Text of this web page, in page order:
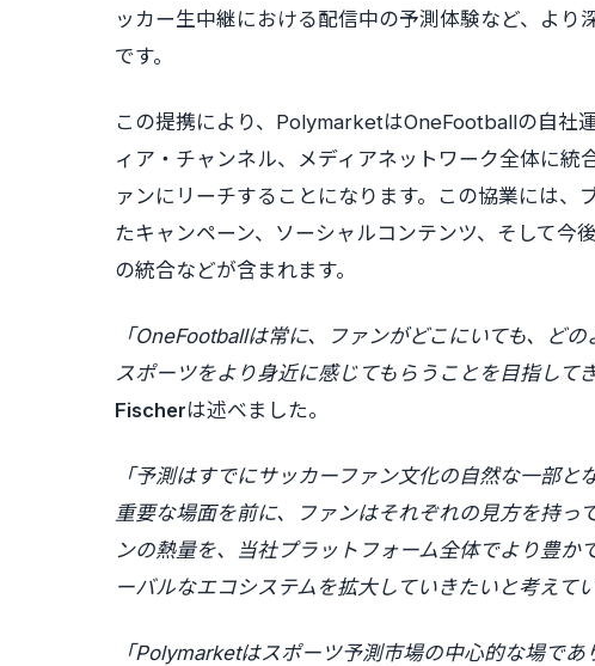
ッカー生中継における配信中の予測体験など、よ
です。
この提携により、PolymarketはOneFootballの自社
ィア・チャンネル、メディアネットワーク全体に
ァンにリーチすることになります。この協業には
たキャンペーン、ソーシャルコンテンツ、そして今
の統合などが含まれます。
「OneFootballは常に、ファンがどこにいても、ど
スポーツをより身近に感じてもらうことを目指して
Fischerは述べました。
「予測はすでにサッカーファン文化の自然な一部
重要な場面を前に、ファンはそれぞれの見方を持
ンの熱量を、当社プラットフォーム全体でより豊
ーバルなエコシステムを拡大していきたいと考えてい
「Polymarketはスポーツ予測市場の中心的な場で